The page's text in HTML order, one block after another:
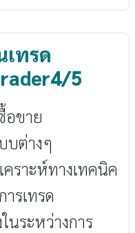
ทรด
5
อขาย
บต่างๆ
คราะห์ทางเทคนิค
รเทรด
นระหว่างการ